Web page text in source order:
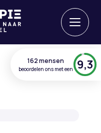
162 mensen
beoordelen ons met een 9,3